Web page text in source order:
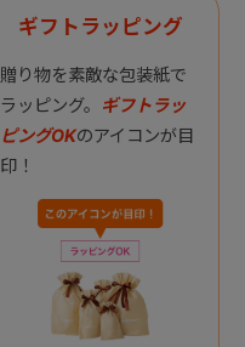
ギフトラッピング
贈り物を素敵な包装紙で
ラッピング。 ギフトラッ
ピングOKのアイコンが目
印！